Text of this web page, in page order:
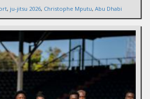
, ju-jitsu 2026, Christophe Mputu, Abu Dhabi